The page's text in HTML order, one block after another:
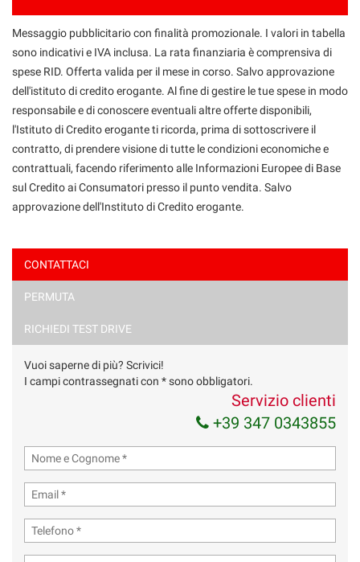
Contattaci
Ho letto e accetto
marketing
Invia la tua richiesta
Messaggio pubblicitario con finalità promozionale. I valori in tabella
sono indicativi e IVA inclusa. La rata finanziaria è comprensiva di
spese RID. Offerta valida per il mese in corso. Salvo approvazione
dell'istituto di credito erogante. Al fine di gestire le tue spese in modo
responsabile e di conoscere eventuali altre offerte disponibili,
l'Istituto di Credito erogante ti ricorda, prima di sottoscrivere il
contratto, di prendere visione di tutte le condizioni economiche e
contrattuali, facendo riferimento alle Informazioni Europee di Base
sul Credito ai Consumatori presso il punto vendita. Salvo
approvazione dell'Instituto di Credito erogante.
CONTATTACI
PERMUTA
RICHIEDI TEST DRIVE
Vuoi saperne di più? Scrivici!
I campi contrassegnati con * sono obbligatori.
Servizio clienti
+39 347 0343855